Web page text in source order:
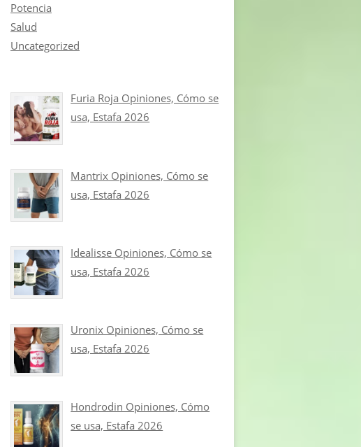
Potencia
Salud
Uncategorized
Furia Roja Opiniones, Cómo se
usa, Estafa 2026
Mantrix Opiniones, Cómo se
usa, Estafa 2026
Idealisse Opiniones, Cómo se
usa, Estafa 2026
Uronix Opiniones, Cómo se
usa, Estafa 2026
Hondrodin Opiniones, Cómo
se usa, Estafa 2026